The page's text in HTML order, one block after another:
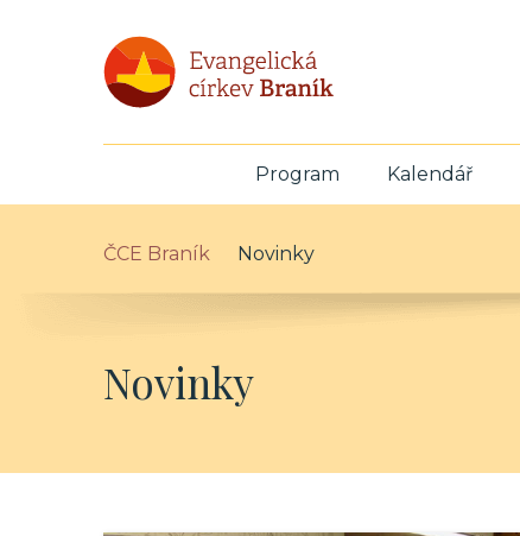
Program Kalendář
ČCE Braník Novinky
Novinky